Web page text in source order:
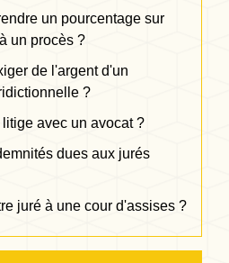
un pourcentage sur
un procès ?
de l'argent d'un
?
avec un avocat ?
dues aux jurés
juré à une cour d'assises ?